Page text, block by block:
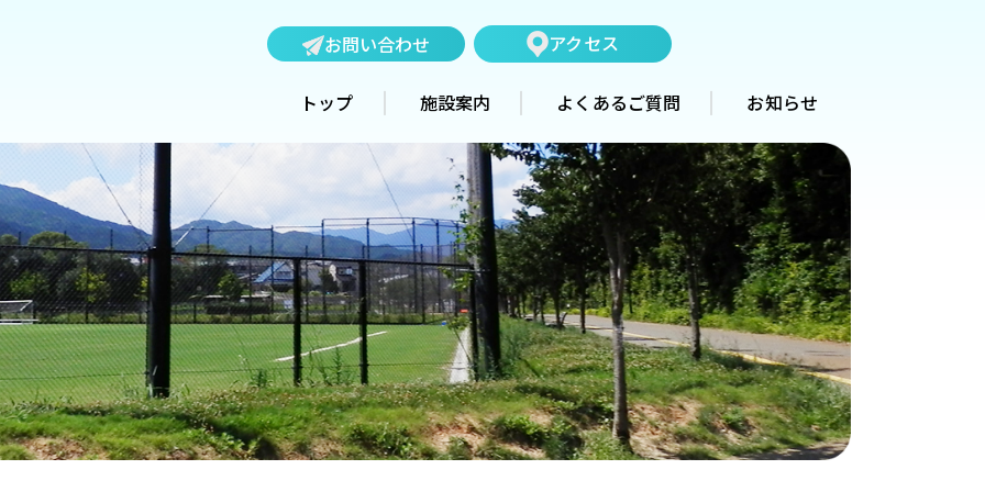
お問い合わせ アクセス
トップ 施設案内 よくあるご質問 お知らせ